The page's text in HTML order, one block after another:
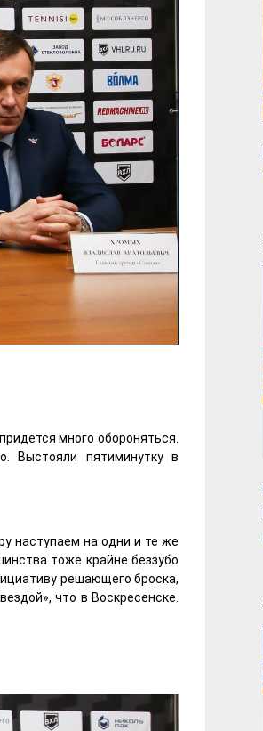
много обороняться.
Выстояли пятиминутку в
наступаем на одни и те же
тоже крайне беззубо
решающего броска,
что в Воскресенске.